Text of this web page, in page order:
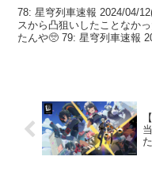
78: 星穹列車速報 2024/04/
スから凸狙いしたことなか
たんや🥺 79: 星穹列車速報